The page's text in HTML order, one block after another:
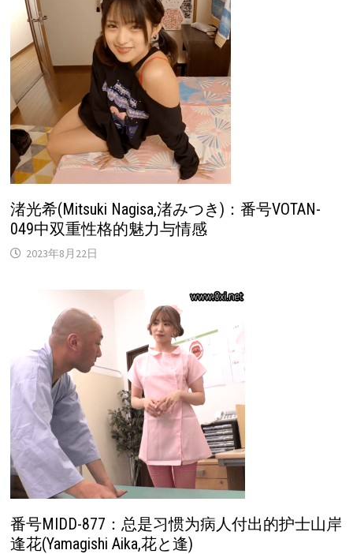
渚光希(Mitsuki Nagisa,渚みつき)：番号VOTAN-
049中双重性格的魅力与情感
2023年8月22日
番号MIDD-877：总是习惯为病人付出的护士山岸
逢花(Yamagishi Aika,花と逢)